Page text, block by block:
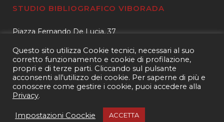
STUDIO BIBLIOGRAFICO VIBORADA
Piazza Fernando De Lucia, 37
Tel.3400596959 – 3404632889
email.info@viborada.it
Copyright 2021 Studio bibliografico Viborada
Questo sito utilizza Cookie tecnici, necessari al suo
corretto funzionamento e cookie di profilazione,
propri e di terze parti. Cliccando sul pulsante
acconsenti all'utilizzo dei cookie. Per saperne di più e
conoscere come gestire i cookie, puoi accedere alla
Privacy.
Impostazioni Coockie ACCETTA